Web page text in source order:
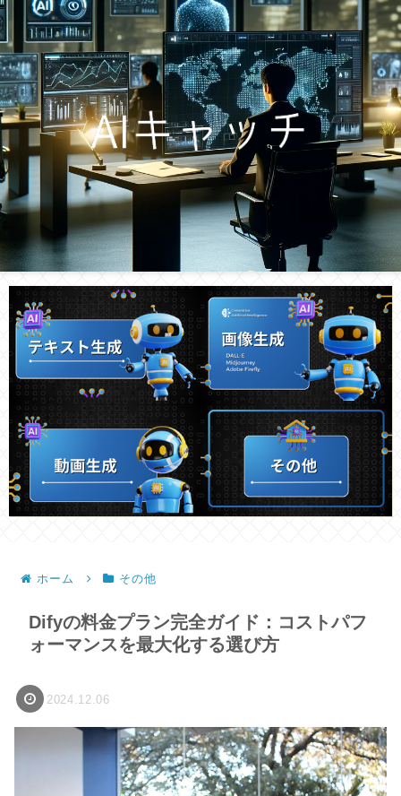
ホーム その他
Difyの料金プラン完全ガイド：コストパフ
ォーマンスを最大化する選び方
2024.12.06